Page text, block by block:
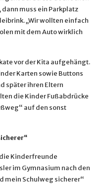
muss ein Parkplatz
„Wir wollten einfach
mit dem Auto wirklich
vor der Kita aufgehängt.
Karten sowie Buttons
später ihren Eltern
die Kinder Fußabdrücke
auf den sonst
Kinderfreunde
im Gymnasium nach den
mein Schulweg sicherer“